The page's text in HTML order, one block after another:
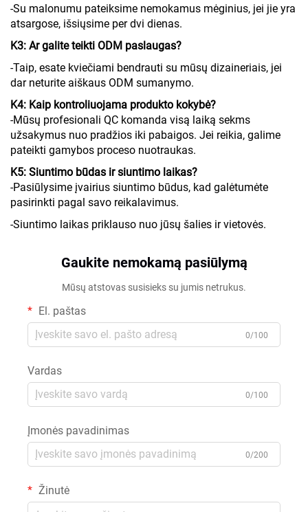
-Su malonumu pateiksime nemokamus mėginius, jei jie yra
atsargose, išsiųsime per dvi dienas.
K3: Ar galite teikti ODM paslaugas?
-Taip, esate kviečiami bendrauti su mūsų dizaineriais, jei
dar neturite aiškaus ODM sumanymo.
K4: Kaip kontroliuojama produkto kokybė?
-Mūsų profesionali QC komanda visą laiką sekms
užsakymus nuo pradžios iki pabaigos. Jei reikia, galime
pateikti gamybos proceso nuotraukas.
K5: Siuntimo būdas ir siuntimo laikas?
-Pasiūlysime įvairius siuntimo būdus, kad galėtumėte
pasirinkti pagal savo reikalavimus.
-Siuntimo laikas priklauso nuo jūsų šalies ir vietovės.
Gaukite nemokamą pasiūlymą
Mūsų atstovas susisieks su jumis netrukus.
El. paštas
0/100
Vardas
0/100
Įmonės pavadinimas
0/200
Žinutė